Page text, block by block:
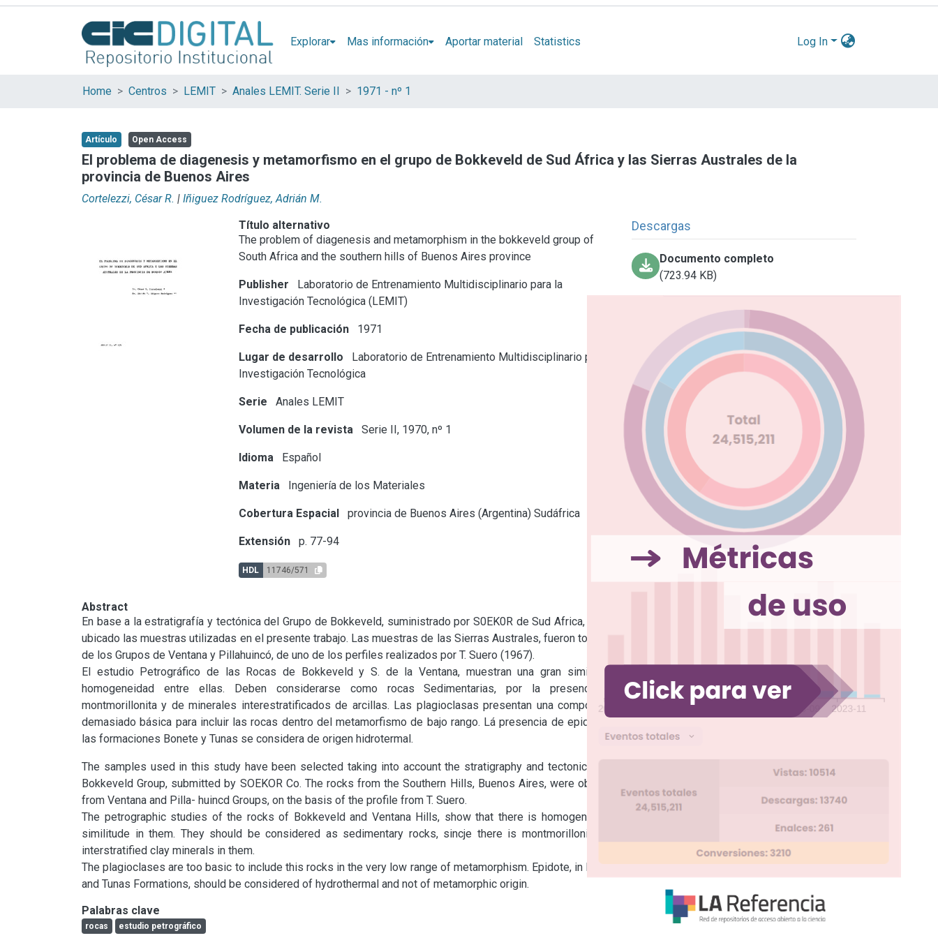
Explorar Mas información Aportar material Statistics Log In
Home Centros LEMIT Anales LEMIT. Serie II 1971 - nº 1
Artículo Open Access
El problema de diagenesis y metamorfismo en el grupo de Bokkeveld de Sud África y las Sierras Australes de la
provincia de Buenos Aires
Cortelezzi, César R. | Iñiguez Rodríguez, Adrián M.
Título alternativo
The problem of diagenesis and metamorphism in the bokkeveld group of
South Africa and the southern hills of Buenos Aires province
Publisher
Laboratorio de Entrenamiento Multidisciplinario para la
Investigación Tecnológica (LEMIT)
Fecha de publicación 1971
Lugar de desarrollo
Laboratorio de Entrenamiento Multidisciplinario para la
Investigación Tecnológica
Serie Anales LEMIT
Volumen de la revista Serie II, 1970, nº 1
Idioma Español
Materia Ingeniería de los Materiales
Cobertura Espacial provincia de Buenos Aires (Argentina)Sudáfrica
Extensión p. 77-94
HDL 11746/571
Descargas
Documento completo
(723.94 KB)
Abstract
En base a la estratigrafía y tectónica del Grupo de Bokkeveld, suministrado por S0EK0R de Sud Africa, se han
ubicado las muestras utilizadas en el presente trabajo. Las muestras de las Sierras Australes, fueron tomadas
de los Grupos de Ventana y Pillahuincó, de uno de los perfiles realizados por T. Suero (1967).
El estudio Petrográfico de las Rocas de Bokkeveld y S. de la Ventana, muestran una gran similitud y
homogeneidad entre ellas. Deben considerarse como rocas Sedimentarias, por la presencia de
montmorillonita y de minerales interestratificados de arcillas. Las plagioclasas presentan una composición
demasiado básica para incluir las rocas dentro del metamorfismo de bajo rango. Lá presencia de epidoto en
las formaciones Bonete y Tunas se considera de origen hidrotermal.
The samples used in this study have been selected taking into account the stratigraphy and tectonic of the
Bokkeveld Group, submitted by SOEKOR Co. The rocks from the Southern Hills, Buenos Aires, were obtained
from Ventana and Pilla- huincd Groups, on the basis of the profile from T. Suero.
The petrographic studies of the rocks of Bokkeveld and Ventana Hills, show that there is homogenity and
similitude in them. They should be considered as sedimentary rocks, sincje there is montmorillonite and
interstratified clay minerals in them.
The plagioclases are too basic to include this rocks in the very low range of metamorphism. Epidote, in Bonete
and Tunas Formations, should be considered of hydrothermal and not of metamorphic origin.
Palabras clave
rocas estudio petrográfico